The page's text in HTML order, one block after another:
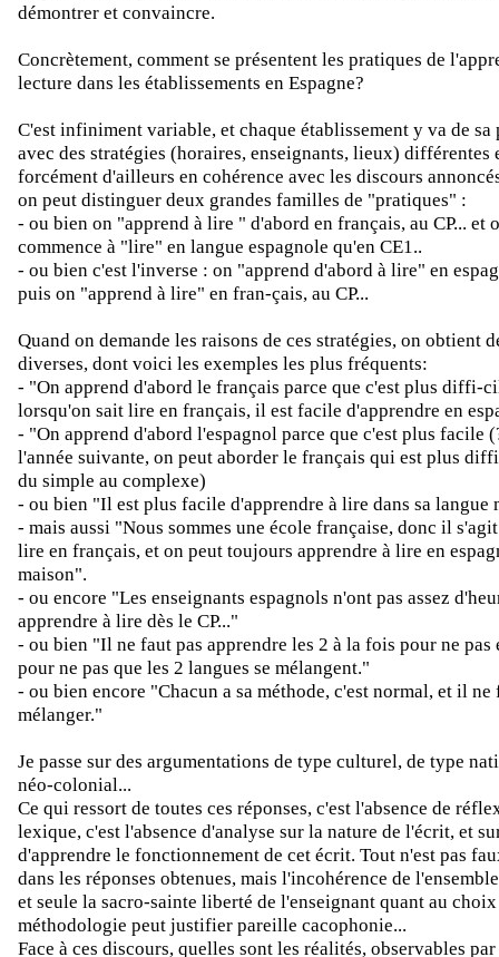
démontrer et convaincre.
Concrètement, comment se présentent les pratiques de
lecture dans les établissements en Espagne?
C'est infiniment variable, et chaque établissement y va de sa
avec des stratégies (horaires, enseignants, lieux) différentes
forcément d'ailleurs en cohérence avec les discours
on peut distinguer deux grandes familles de "pratiques" :
- ou bien on "apprend à lire " d'abord en français, au CP... et
commence à "lire" en langue espagnole qu'en CE1..
- ou bien c'est l'inverse : on "apprend d'abord à lire" en
puis on "apprend à lire" en fran-çais, au CP...
Quand on demande les raisons de ces stratégies, on obtient
diverses, dont voici les exemples les plus fréquents:
- "On apprend d'abord le français parce que c'est plus diffi-
lorsqu'on sait lire en français, il est facile d'apprendre en
- "On apprend d'abord l'espagnol parce que c'est plus facile
l'année suivante, on peut aborder le français qui est plus
du simple au complexe)
- ou bien "Il est plus facile d'apprendre à lire dans sa langue
- mais aussi "Nous sommes une école française, donc il
lire en français, et on peut toujours apprendre à lire en
maison".
- ou encore "Les enseignants espagnols n'ont pas assez
apprendre à lire dès le CP..."
- ou bien "Il ne faut pas apprendre les 2 à la fois pour ne
pour ne pas que les 2 langues se mélangent."
- ou bien encore "Chacun a sa méthode, c'est normal, et il ne
mélanger."
Je passe sur des argumentations de type culturel, de type
néo-colonial...
Ce qui ressort de toutes ces réponses, c'est l'absence de
lexique, c'est l'absence d'analyse sur la nature de l'écrit, et
d'apprendre le fonctionnement de cet écrit. Tout n'est pas
dans les réponses obtenues, mais l'incohérence de
et seule la sacro-sainte liberté de l'enseignant quant au choix
méthodologie peut justifier pareille cacophonie...
Face à ces discours, quelles sont les réalités, observables